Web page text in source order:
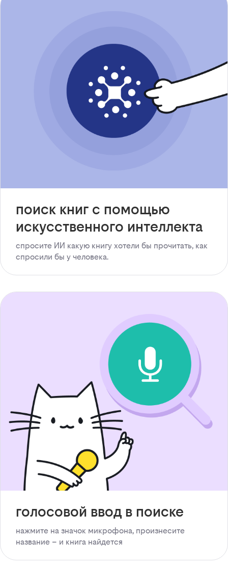
поиск книг с помощью
искусственного интеллекта
спросите ИИ какую книгу хотели бы прочитать, как
спросили бы у человека.
голосовой ввод в поиске
нажмите на значок микрофона, произнесите
название – и книга найдется